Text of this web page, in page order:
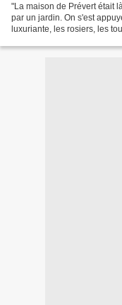
"La maison de Prévert était
par un jardin. On s'est
luxuriante, les rosiers, les